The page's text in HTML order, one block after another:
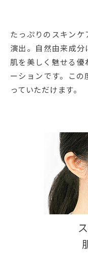
たっぷりのスキンケ
演出。自然由来成
肌を美しく魅せる
ーションです。こ
っていただけます。